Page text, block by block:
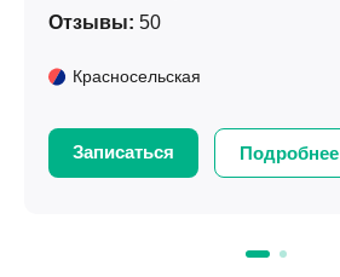
Отзывы: 50
Красносельская
Записаться Подробнее